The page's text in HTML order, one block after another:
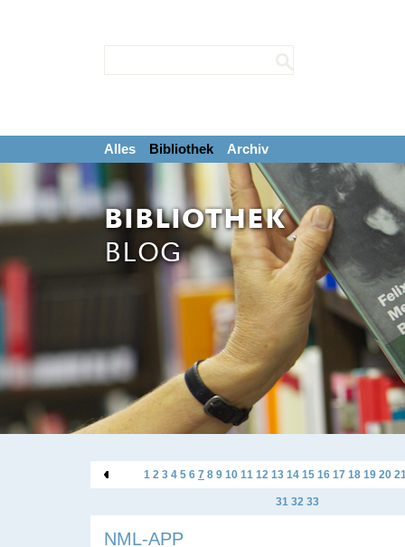
Alles Bibliothek Archiv
BIBLIOTHEK
BLOG
1 2 3 4 5 6 7 8 9 10 11 12 13 14 15 16 17 18 19 20
31 32 33
NML-APP